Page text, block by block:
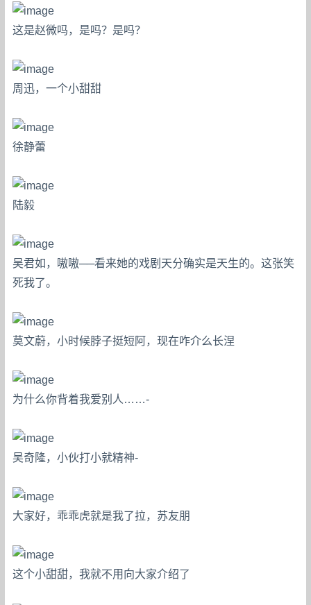
这是赵微吗，是吗？是吗？
周迅，一个小甜甜
徐静蕾
陆毅
吴君如，嗷嗷──看来她的戏剧天分确实是天生的。这张笑
死我了。
莫文蔚，小时候脖子挺短阿，现在咋介么长涅
为什么你背着我爱别人……-
吴奇隆，小伙打小就精神-
大家好，乖乖虎就是我了拉，苏友朋
这个小甜甜，我就不用向大家介绍了